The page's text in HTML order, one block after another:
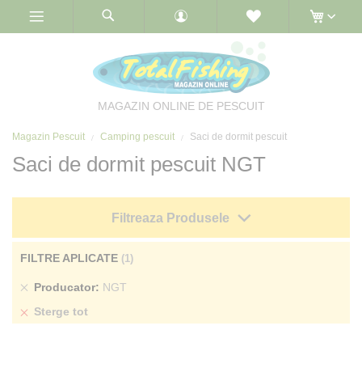
MAGAZIN ONLINE DE PESCUIT
Magazin Pescuit Camping pescuit Saci de dormit pescuit
Saci de dormit pescuit NGT
Filtreaza Produsele
FILTRE APLICATE
Producator NGT
Sterge
Sterge tot